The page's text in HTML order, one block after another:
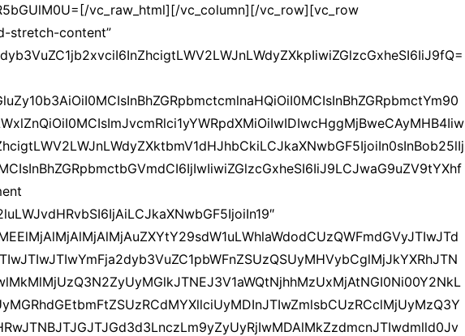
vc_raw_html][/vc_column][/vc_row][vc_row
stretch-content”